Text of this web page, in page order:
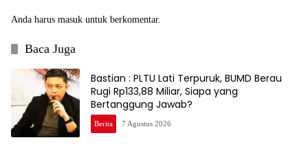
Anda harus masuk untuk berkomentar.
Baca Juga
Bastian : PLTU Lati Terpuruk, BUMD Berau
Rugi Rp133,88 Miliar, Siapa yang
Bertanggung Jawab?
Berita 7 Agustus 2026